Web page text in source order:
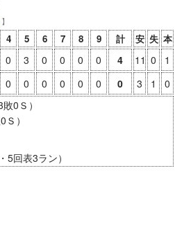
】
4 5 6 7 8 9 計 安 失 本
0 3 0 0 0 0 4 11 0
1
0 0 0 0 0 0 0 3 1
0
0Ｓ）
）
5回表3ラン）